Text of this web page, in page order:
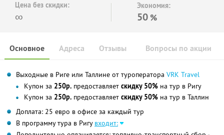
Цена без скидки:
∞
Экономия:
50 %
Основное Отзывы Вопросы по акции
Адреса
Выходные в Риге или Таллине от туроператора VRK Travel
Купон за 250р. предоставляет скидку 50% на тур в Ригу
Купон за 250р. предоставляет скидку 50% на тур в Таллин
Доплата: 25 евро в офисе за каждый тур
В программу тура в Ригу входит: